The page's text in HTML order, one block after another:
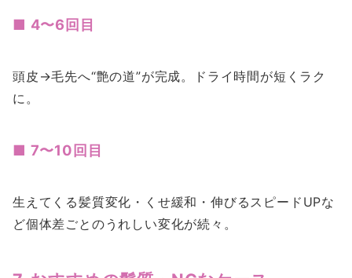
■ 4〜6回目
頭皮→毛先へ“艶の道”が完成。ドライ時間が短くラク
に。
■ 7〜10回目
生えてくる髪質変化・くせ緩和・伸びるスピードUPな
ど個体差ごとのうれしい変化が続々。